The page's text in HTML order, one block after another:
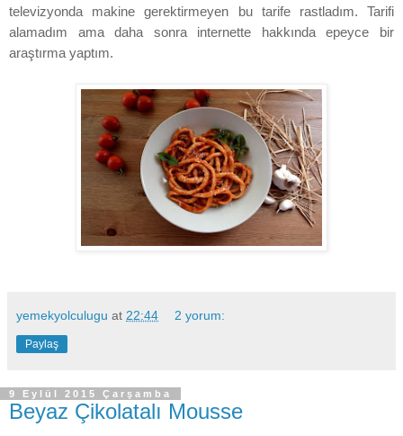
televizyonda makine gerektirmeyen bu tarife rastladım. Tarifi
alamadım ama daha sonra internette hakkında epeyce bir
araştırma yaptım.
yemekyolculugu at 22:44 2 yorum:
Paylaş
9 Eylül 2015 Çarşamba
Beyaz Çikolatalı Mousse